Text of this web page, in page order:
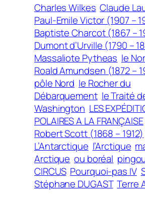
Charles Wilkes Claude
Paul-Emile Victor (1907 –
Baptiste Charcot (1867 –
Dumont d’Urville (1790 –
Massaliote Pytheas le
Roald Amundsen (1872 –
pôle Nord le Rocher du
Débarquement le Traité
Washington LES
POLAIRES A LA FRANÇAISE
Robert Scott (1868 – 1912)
L’Antarctique l’Arctique
Arctique ou boréal
CIRCUS Pourquoi-pas IV
Stéphane DUGAST Terre